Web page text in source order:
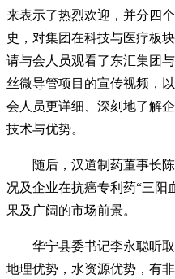
来表示了热烈欢迎，并分四
史，对集团在科技与医疗板
请与会人员观看了东汇集团
丝微导管项目的宣传视频，
会人员更详细、深刻地了解
技术与优势。
随后，汉道制药董事长
况及企业在抗癌专利药“三阳
果及广阔的市场前景。
华宁县委书记李永聪听
地理优势，水资源优势，有